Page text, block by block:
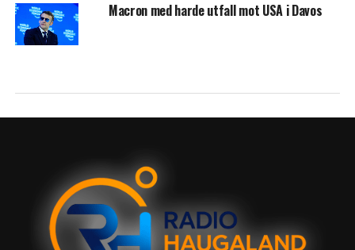
Macron med harde utfall mot USA i Davos